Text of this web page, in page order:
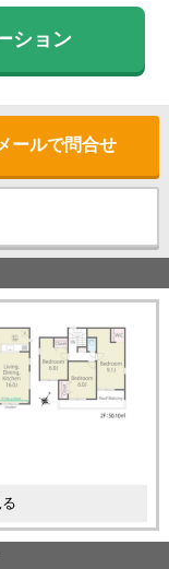
ション
ールで問合せ